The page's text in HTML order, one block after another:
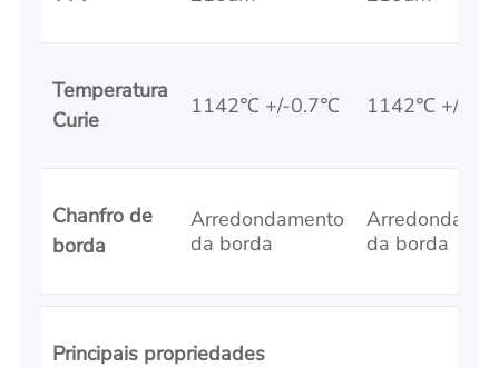
Temperatura
Curie
1142℃ +/-0.7℃ 1142℃ +/-3℃
Chanfro de
borda
Arredondamento
da borda
da borda
Principais propriedades